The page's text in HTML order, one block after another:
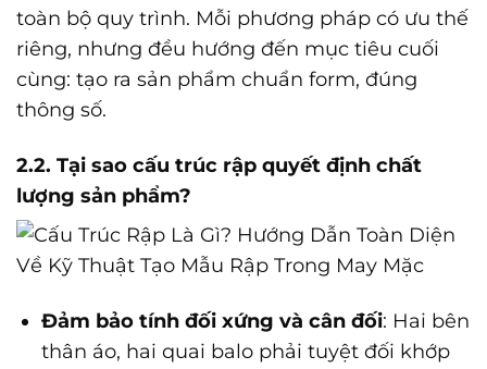
toàn bộ quy trình. Mỗi phương pháp có ưu thế
riêng, nhưng đều hướng đến mục tiêu cuối
cùng: tạo ra sản phẩm chuẩn form, đúng
thông số.
2.2. Tại sao cấu trúc rập quyết định chất
lượng sản phẩm?
Đảm bảo tính đối xứng và cân đối: Hai bên
thân áo, hai quai balo phải tuyệt đối khớp